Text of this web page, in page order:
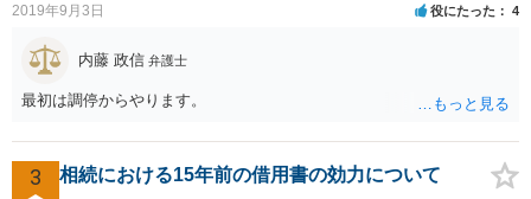
2019年9月3日 役にたった 4
内藤 政信 弁護士
最初は調停からやります。
3 相続における15年前の借用書の効力について